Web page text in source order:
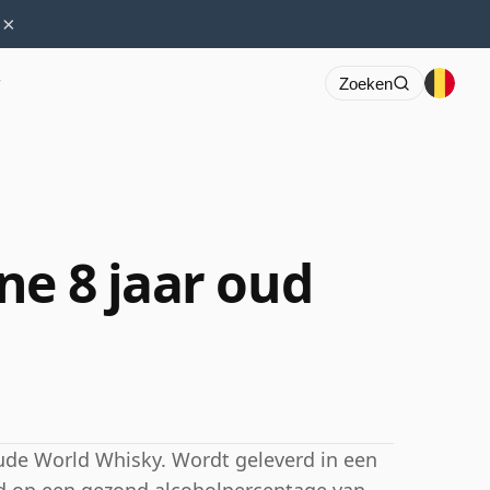
×
Zoeken
8 jaar oud
World Whisky. Wordt geleverd in een